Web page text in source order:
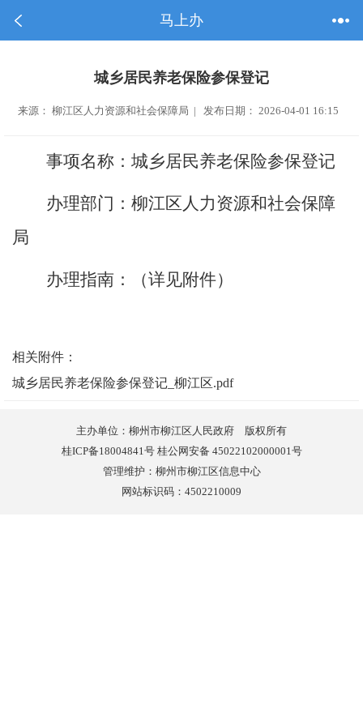
马上办
城乡居民养老保险参保登记
来源： 柳江区人力资源和社会保障局 | 发布日期： 2026-04-01 16:15
事项名称： 城乡居民养老保险参保登记
办理部门： 柳江区人力资源和社会保障
局
办理指南：（详见附件）
相关附件：
城乡居民养老保险参保登记_柳江区.pdf
主办单位：柳州市柳江区人民政府 版权所有
桂ICP备18004841号 桂公网安备 45022102000001号
管理维护：柳州市柳江区信息中心
网站标识码：4502210009